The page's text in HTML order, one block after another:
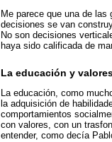
Me parece que una de
decisiones se van
No son decisiones
haya sido calificada de
La educación y
La educación, como
la adquisición de
comportamientos
con valores, con un
entender, como decía